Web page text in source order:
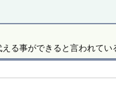
る事ができると言われてい